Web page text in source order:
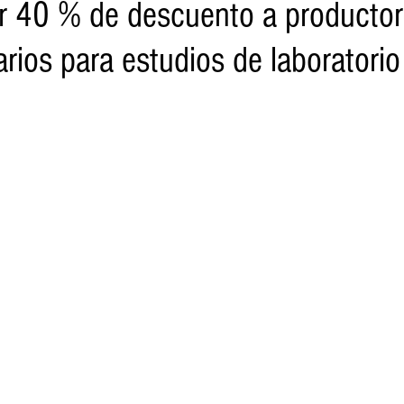
Turismo Sader DIF Mujeres Scop
40 % de descuento a
para estudios de laboratorio